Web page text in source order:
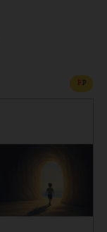
FP